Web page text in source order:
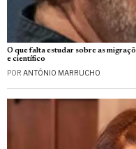
O que falta estudar sobre as
e científico
POR ANTÓNIO MARRUCHO